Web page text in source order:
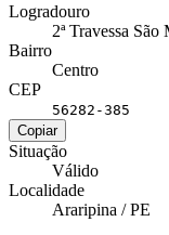
Logradouro
2ª Travessa São
Bairro
Centro
CEP
56282-385
Copiar
Situação
Válido
Localidade
Araripina / PE